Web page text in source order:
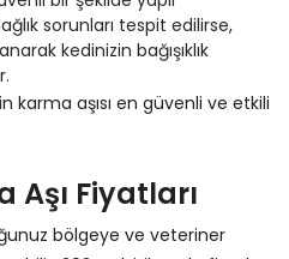
sorunları tespit edilirse,
kedinizin bağışıklık
karma aşısı en güvenli ve etkili
Aşı Fiyatları
bölgeye ve veteriner